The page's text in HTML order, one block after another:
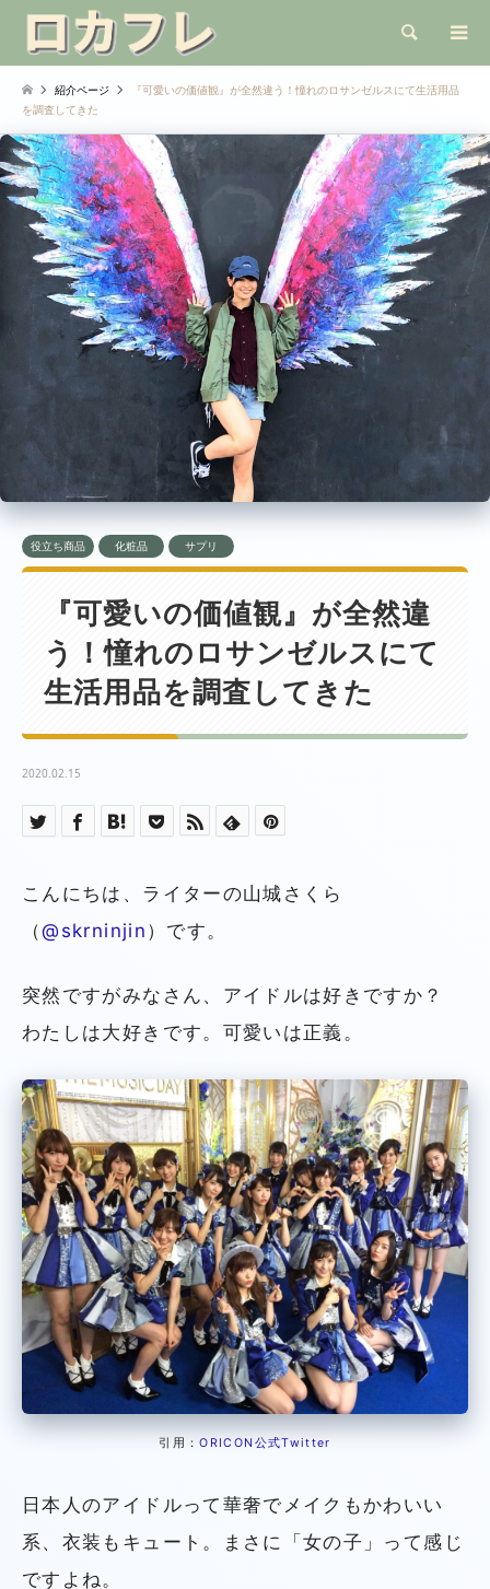
検索
紹介ページ
『可愛いの価値観』が全然違う！憧れのロサンゼルスにて生活用品
を調査してきた
役立ち商品 化粧品 サプリ
『可愛いの価値観』が全然違
う！憧れのロサンゼルスにて
生活用品を調査してきた
2020.02.15
こんにちは、ライターの山城さくら
（@skrninjin ）です。
突然ですがみなさん、アイドルは好きですか？
わたしは大好きです。可愛いは正義。
引用：ORICON公式Twitter
日本人のアイドルって華奢でメイクもかわいい
系、衣装もキュート。まさに「女の子」って感じ
ですよね。